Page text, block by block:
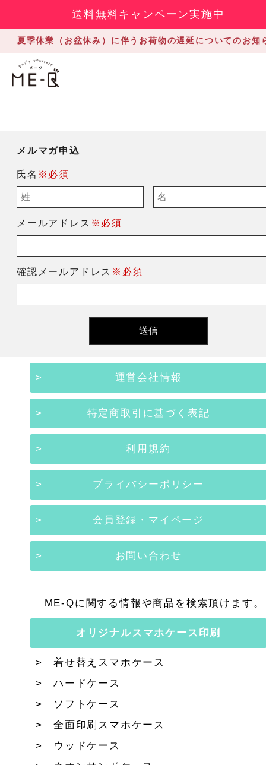
送料無料キャンペーン実施中
夏季休業（お盆休み）に伴うお荷物の遅延についてのお知
メルマガ申込
氏名 ※必須
メールアドレス ※必須
確認メールアドレス ※必須
運営会社情報
特定商取引に基づく表記
利用規約
プライバシーポリシー
会員登録・マイページ
お問い合わせ
ME-Qに関する情報や商品を検索頂けます。
オリジナルスマホケース印刷
着せ替えスマホケース
ハードケース
ソフトケース
全面印刷スマホケース
ウッドケース